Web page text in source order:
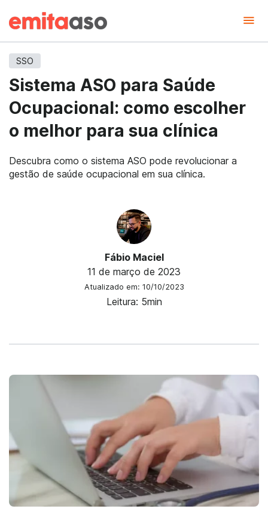
SSO
Sistema ASO para Saúde
Ocupacional: como escolher
o melhor para sua clínica
Descubra como o sistema ASO pode revolucionar a
gestão de saúde ocupacional em sua clínica.
Fábio Maciel
11 de março de 2023
Atualizado em: 10/10/2023
Leitura: 5min